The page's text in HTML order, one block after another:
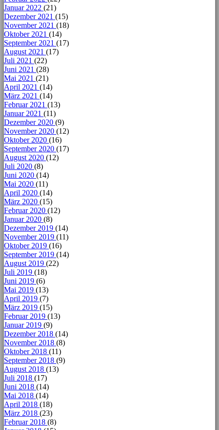
Januar 2022 (21)
Dezember 2021 (15)
November 2021 (18)
Oktober 2021 (14)
September 2021 (17)
August 2021 (17)
Juli 2021 (22)
Juni 2021 (28)
Mai 2021 (21)
April 2021 (14)
März 2021 (14)
Februar 2021 (13)
Januar 2021 (11)
Dezember 2020 (9)
November 2020 (12)
Oktober 2020 (16)
September 2020 (17)
August 2020 (12)
Juli 2020 (8)
Juni 2020 (14)
Mai 2020 (11)
April 2020 (14)
März 2020 (15)
Februar 2020 (12)
Januar 2020 (8)
Dezember 2019 (14)
November 2019 (11)
Oktober 2019 (16)
September 2019 (14)
August 2019 (22)
Juli 2019 (18)
Juni 2019 (6)
Mai 2019 (13)
April 2019 (7)
März 2019 (15)
Februar 2019 (13)
Januar 2019 (9)
Dezember 2018 (14)
November 2018 (8)
Oktober 2018 (11)
September 2018 (9)
August 2018 (13)
Juli 2018 (17)
Juni 2018 (14)
Mai 2018 (14)
April 2018 (18)
März 2018 (23)
Februar 2018 (8)